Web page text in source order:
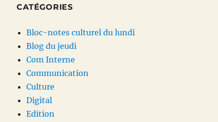
CATÉGORIES
Bloc-notes culturel du lundi
Blog du jeudi
Com Interne
Communication
Culture
Digital
Edition